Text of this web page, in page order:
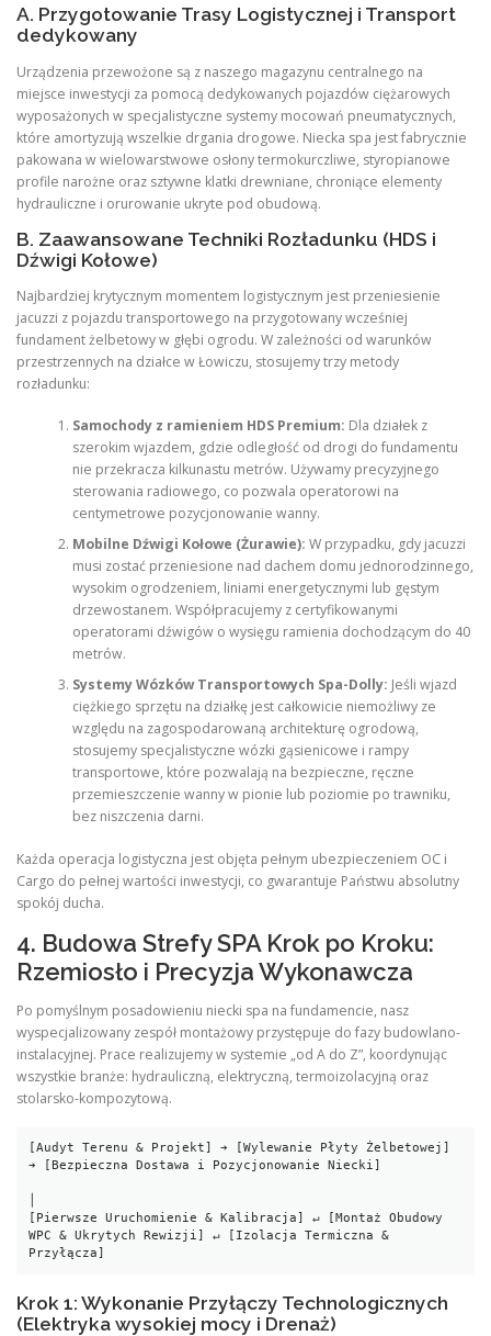
A. Przygotowanie Trasy Logistycznej i Transport
dedykowany
Urządzenia przewożone są z naszego magazynu centralnego na
miejsce inwestycji za pomocą dedykowanych pojazdów ciężarowych
wyposażonych w specjalistyczne systemy mocowań pneumatycznych,
które amortyzują wszelkie drgania drogowe. Niecka spa jest fabrycznie
pakowana w wielowarstwowe osłony termokurczliwe, styropianowe
profile narożne oraz sztywne klatki drewniane, chroniące elementy
hydrauliczne i orurowanie ukryte pod obudową.
B. Zaawansowane Techniki Rozładunku (HDS i
Dźwigi Kołowe)
Najbardziej krytycznym momentem logistycznym jest przeniesienie
jacuzzi z pojazdu transportowego na przygotowany wcześniej
fundament żelbetowy w głębi ogrodu. W zależności od warunków
przestrzennych na działce w Łowiczu, stosujemy trzy metody
rozładunku:
Samochody z ramieniem HDS Premium: Dla działek z
szerokim wjazdem, gdzie odległość od drogi do fundamentu
nie przekracza kilkunastu metrów. Używamy precyzyjnego
sterowania radiowego, co pozwala operatorowi na
centymetrowe pozycjonowanie wanny.
Mobilne Dźwigi Kołowe (Żurawie): W przypadku, gdy jacuzzi
musi zostać przeniesione nad dachem domu jednorodzinnego,
wysokim ogrodzeniem, liniami energetycznymi lub gęstym
drzewostanem. Współpracujemy z certyfikowanymi
operatorami dźwigów o wysięgu ramienia dochodzącym do 40
metrów.
Systemy Wózków Transportowych Spa-Dolly: Jeśli wjazd
ciężkiego sprzętu na działkę jest całkowicie niemożliwy ze
względu na zagospodarowaną architekturę ogrodową,
stosujemy specjalistyczne wózki gąsienicowe i rampy
transportowe, które pozwalają na bezpieczne, ręczne
przemieszczenie wanny w pionie lub poziomie po trawniku,
bez niszczenia darni.
Każda operacja logistyczna jest objęta pełnym ubezpieczeniem OC i
Cargo do pełnej wartości inwestycji, co gwarantuje Państwu absolutny
spokój ducha.
4. Budowa Strefy SPA Krok po Kroku:
Rzemiosło i Precyzja Wykonawcza
Po pomyślnym posadowieniu niecki spa na fundamencie, nasz
wyspecjalizowany zespół montażowy przystępuje do fazy budowlano-
instalacyjnej. Prace realizujemy w systemie „od A do Z”, koordynując
wszystkie branże: hydrauliczną, elektryczną, termoizolacyjną oraz
stolarsko-kompozytową.
[Audyt Terenu & Projekt] ➔ [Wylewanie Płyty Żelbetowej]
➔ [Bezpieczna Dostawa i Pozycjonowanie Niecki]
[Pierwsze Uruchomienie & Kalibracja] ↵ [Montaż Obudowy
WPC & Ukrytych Rewizji] ↵ [Izolacja Termiczna &
Krok 1: Wykonanie Przyłączy Technologicznych
(Elektryka wysokiej mocy i Drenaż)